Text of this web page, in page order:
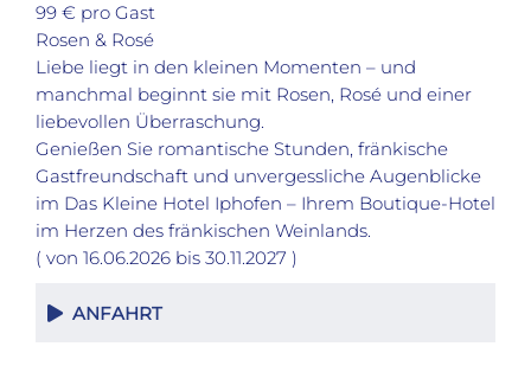
99 € pro Gast
Rosen & Rosé
Liebe liegt in den kleinen Momenten – und
manchmal beginnt sie mit Rosen, Rosé und einer
liebevollen Überraschung.
Genießen Sie romantische Stunden, fränkische
Gastfreundschaft und unvergessliche Augenblicke
im Das Kleine Hotel Iphofen – Ihrem Boutique-Hotel
im Herzen des fränkischen Weinlands.
( von 16.06.2026 bis 30.11.2027 )
ANFAHRT